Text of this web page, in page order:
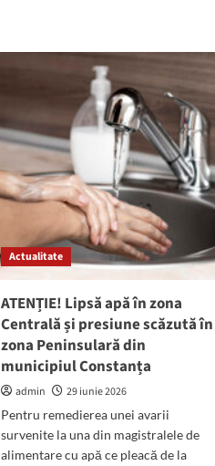
localitățile
Biruința
și
Topraisar,
marți,
7
2026
Actualitate
ATENȚIE! Lipsă apă în zona
Centrală și presiune scăzută în
zona Peninsulară din
municipiul Constanța
admin
29 iunie 2026
Pentru remedierea unei avarii
survenite la una din magistralele de
alimentare cu apă ce pleacă de la